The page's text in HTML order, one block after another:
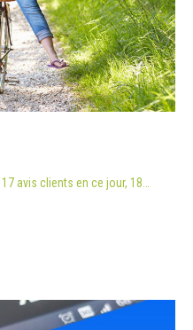
avis clients en ce jour, 18…